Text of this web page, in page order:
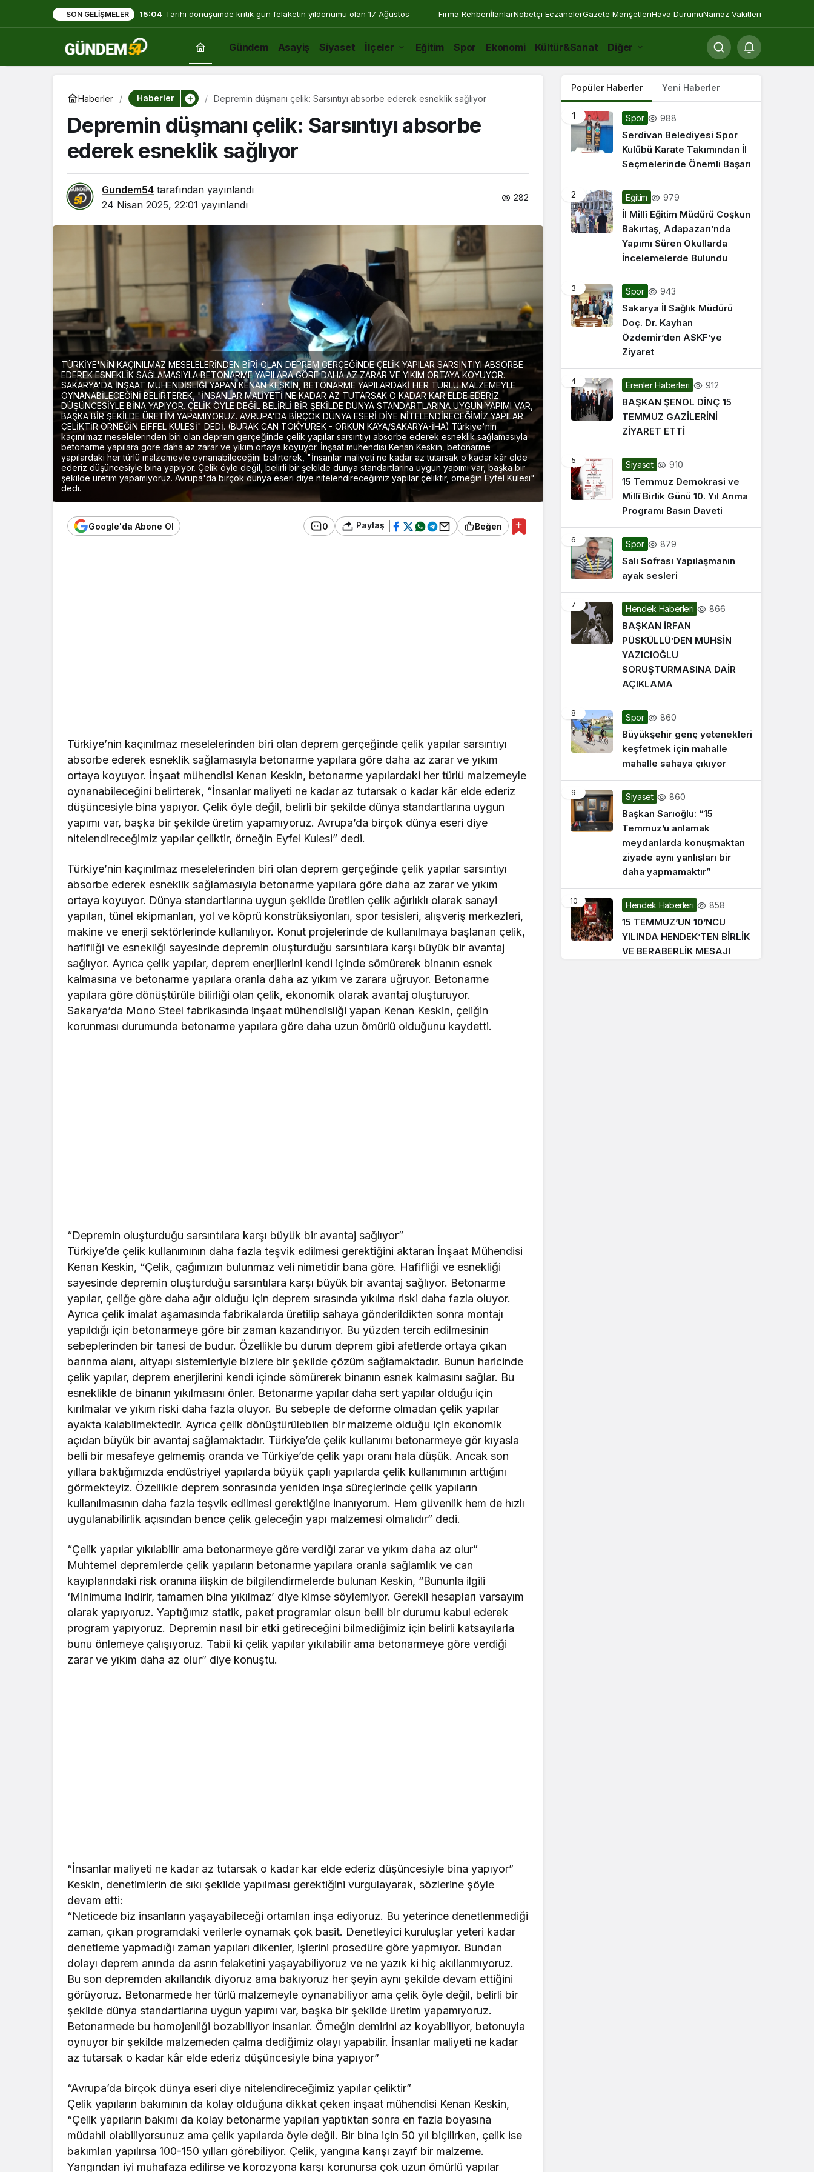
SON GELIŞMELER 15:04 Tarihi dönüşümde kritik gün felaketin yıldönümü olan 17 Ağustos Firma RehberiİlanlarNöbetçi EczanelerGazete ManşetleriHava DurumuNamaz Vakitleri
Gündem Asayiş Siyaset İlçeler Eğitim Spor Ekonomi Kültür&Sanat Diğer
Haberler Haberler Depremin düşmanı çelik: Sarsıntıyı absorbe ederek esneklik sağlıyor
Depremin düşmanı çelik: Sarsıntıyı absorbe
ederek esneklik sağlıyor
Gundem54 tarafından yayınlandı
24 Nisan 2025, 22:01 yayınlandı
282
TÜRKİYE'NİN KAÇINILMAZ MESELELERİNDEN BİRİ OLAN DEPREM GERÇEĞİNDE ÇELİK YAPILAR SARSINTIYI ABSORBE
EDEREK ESNEKLİK SAĞLAMASIYLA BETONARME YAPILARA GÖRE DAHA AZ ZARAR VE YIKIM ORTAYA KOYUYOR.
SAKARYA'DA İNŞAAT MÜHENDİSLİĞİ YAPAN KENAN KESKİN, BETONARME YAPILARDAKİ HER TÜRLÜ MALZEMEYLE
OYNANABİLECEĞİNİ BELİRTEREK, "İNSANLAR MALİYETİ NE KADAR AZ TUTARSAK O KADAR KAR ELDE EDERİZ
DÜŞÜNCESİYLE BİNA YAPIYOR. ÇELİK ÖYLE DEĞİL BELİRLİ BİR ŞEKİLDE DÜNYA STANDARTLARINA UYGUN YAPIMI VAR,
BAŞKA BİR ŞEKİLDE ÜRETİM YAPAMIYORUZ. AVRUPA'DA BİRÇOK DÜNYA ESERİ DİYE NİTELENDİRECEĞİMİZ YAPILAR
ÇELİKTİR ÖRNEĞİN EİFFEL KULESİ" DEDİ. (BURAK CAN TOKYÜREK - ORKUN KAYA/SAKARYA-İHA) Türkiye'nin
kaçınılmaz meselelerinden biri olan deprem gerçeğinde çelik yapılar sarsıntıyı absorbe ederek esneklik sağlamasıyla
betonarme yapılara göre daha az zarar ve yıkım ortaya koyuyor. İnşaat mühendisi Kenan Keskin, betonarme
yapılardaki her türlü malzemeyle oynanabileceğini belirterek, "İnsanlar maliyeti ne kadar az tutarsak o kadar kâr elde
ederiz düşüncesiyle bina yapıyor. Çelik öyle değil, belirli bir şekilde dünya standartlarına uygun yapımı var, başka bir
şekilde üretim yapamıyoruz. Avrupa'da birçok dünya eseri diye nitelendireceğimiz yapılar çeliktir, örneğin Eyfel Kulesi"
dedi.
Google'da Abone Ol 0 Paylaş Beğen
Türkiye’nin kaçınılmaz meselelerinden biri olan deprem gerçeğinde çelik yapılar sarsıntıyı
absorbe ederek esneklik sağlamasıyla betonarme yapılara göre daha az zarar ve yıkım
ortaya koyuyor. İnşaat mühendisi Kenan Keskin, betonarme yapılardaki her türlü malzemeyle
oynanabileceğini belirterek, “İnsanlar maliyeti ne kadar az tutarsak o kadar kâr elde ederiz
düşüncesiyle bina yapıyor. Çelik öyle değil, belirli bir şekilde dünya standartlarına uygun
yapımı var, başka bir şekilde üretim yapamıyoruz. Avrupa’da birçok dünya eseri diye
nitelendireceğimiz yapılar çeliktir, örneğin Eyfel Kulesi” dedi.
Türkiye’nin kaçınılmaz meselelerinden biri olan deprem gerçeğinde çelik yapılar sarsıntıyı
absorbe ederek esneklik sağlamasıyla betonarme yapılara göre daha az zarar ve yıkım
ortaya koyuyor. Dünya standartlarına uygun şekilde üretilen çelik ağırlıklı olarak sanayi
yapıları, tünel ekipmanları, yol ve köprü konstrüksiyonları, spor tesisleri, alışveriş merkezleri,
makine ve enerji sektörlerinde kullanılıyor. Konut projelerinde de kullanılmaya başlanan çelik,
hafifliği ve esnekliği sayesinde depremin oluşturduğu sarsıntılara karşı büyük bir avantaj
sağlıyor. Ayrıca çelik yapılar, deprem enerjilerini kendi içinde sömürerek binanın esnek
kalmasına ve betonarme yapılara oranla daha az yıkım ve zarara uğruyor. Betonarme
yapılara göre dönüştürüle bilirliği olan çelik, ekonomik olarak avantaj oluşturuyor.
Sakarya’da Mono Steel fabrikasında inşaat mühendisliği yapan Kenan Keskin, çeliğin
korunması durumunda betonarme yapılara göre daha uzun ömürlü olduğunu kaydetti.
“Depremin oluşturduğu sarsıntılara karşı büyük bir avantaj sağlıyor”
Türkiye’de çelik kullanımının daha fazla teşvik edilmesi gerektiğini aktaran İnşaat Mühendisi
Kenan Keskin, “Çelik, çağımızın bulunmaz veli nimetidir bana göre. Hafifliği ve esnekliği
sayesinde depremin oluşturduğu sarsıntılara karşı büyük bir avantaj sağlıyor. Betonarme
yapılar, çeliğe göre daha ağır olduğu için deprem sırasında yıkılma riski daha fazla oluyor.
Ayrıca çelik imalat aşamasında fabrikalarda üretilip sahaya gönderildikten sonra montajı
yapıldığı için betonarmeye göre bir zaman kazandırıyor. Bu yüzden tercih edilmesinin
sebeplerinden bir tanesi de budur. Özellikle bu durum deprem gibi afetlerde ortaya çıkan
barınma alanı, altyapı sistemleriyle bizlere bir şekilde çözüm sağlamaktadır. Bunun haricinde
çelik yapılar, deprem enerjilerini kendi içinde sömürerek binanın esnek kalmasını sağlar. Bu
esneklikle de binanın yıkılmasını önler. Betonarme yapılar daha sert yapılar olduğu için
kırılmalar ve yıkım riski daha fazla oluyor. Bu sebeple de deforme olmadan çelik yapılar
ayakta kalabilmektedir. Ayrıca çelik dönüştürülebilen bir malzeme olduğu için ekonomik
açıdan büyük bir avantaj sağlamaktadır. Türkiye’de çelik kullanımı betonarmeye gör kıyasla
belli bir mesafeye gelmemiş oranda ve Türkiye’de çelik yapı oranı hala düşük. Ancak son
yıllara baktığımızda endüstriyel yapılarda büyük çaplı yapılarda çelik kullanımının arttığını
görmekteyiz. Özellikle deprem sonrasında yeniden inşa süreçlerinde çelik yapıların
kullanılmasının daha fazla teşvik edilmesi gerektiğine inanıyorum. Hem güvenlik hem de hızlı
uygulanabilirlik açısından bence çelik geleceğin yapı malzemesi olmalıdır” dedi.
“Çelik yapılar yıkılabilir ama betonarmeye göre verdiği zarar ve yıkım daha az olur”
Muhtemel depremlerde çelik yapıların betonarme yapılara oranla sağlamlık ve can
kayıplarındaki risk oranına ilişkin de bilgilendirmelerde bulunan Keskin, “Bununla ilgili
‘Minimuma indirir, tamamen bina yıkılmaz’ diye kimse söylemiyor. Gerekli hesapları varsayım
olarak yapıyoruz. Yaptığımız statik, paket programlar olsun belli bir durumu kabul ederek
program yapıyoruz. Depremin nasıl bir etki getireceğini bilmediğimiz için belirli katsayılarla
bunu önlemeye çalışıyoruz. Tabii ki çelik yapılar yıkılabilir ama betonarmeye göre verdiği
zarar ve yıkım daha az olur” diye konuştu.
“İnsanlar maliyeti ne kadar az tutarsak o kadar kar elde ederiz düşüncesiyle bina yapıyor”
Keskin, denetimlerin de sıkı şekilde yapılması gerektiğini vurgulayarak, sözlerine şöyle
devam etti:
“Neticede biz insanların yaşayabileceği ortamları inşa ediyoruz. Bu yeterince denetlenmediği
zaman, çıkan programdaki verilerle oynamak çok basit. Denetleyici kuruluşlar yeteri kadar
denetleme yapmadığı zaman yapıları dikenler, işlerini prosedüre göre yapmıyor. Bundan
dolayı deprem anında da asrın felaketini yaşayabiliyoruz ve ne yazık ki hiç akıllanmıyoruz.
Bu son depremden akıllandık diyoruz ama bakıyoruz her şeyin aynı şekilde devam ettiğini
görüyoruz. Betonarmede her türlü malzemeyle oynanabiliyor ama çelik öyle değil, belirli bir
şekilde dünya standartlarına uygun yapımı var, başka bir şekilde üretim yapamıyoruz.
Betonarmede bu homojenliği bozabiliyor insanlar. Örneğin demirini az koyabiliyor, betonuyla
oynuyor bir şekilde malzemeden çalma dediğimiz olayı yapabilir. İnsanlar maliyeti ne kadar
az tutarsak o kadar kâr elde ederiz düşüncesiyle bina yapıyor”
“Avrupa’da birçok dünya eseri diye nitelendireceğimiz yapılar çeliktir”
Çelik yapıların bakımının da kolay olduğuna dikkat çeken inşaat mühendisi Kenan Keskin,
“Çelik yapıların bakımı da kolay betonarme yapıları yaptıktan sonra en fazla boyasına
müdahil olabiliyorsunuz ama çelik yapılarda öyle değil. Bir bina için 50 yıl biçilirken, çelik ise
bakımları yapılırsa 100-150 yılları görebiliyor. Çelik, yangına karışı zayıf bir malzeme.
Yangından iyi muhafaza edilirse ve korozyona karşı korunursa çok uzun ömürlü yapılar
Popüler Haberler Yeni Haberler
1 Spor 988
Serdivan Belediyesi Spor
Kulübü Karate Takımından İl
Seçmelerinde Önemli Başarı
2 Eğitim 979
İl Millî Eğitim Müdürü Coşkun
Bakırtaş, Adapazarı’nda
Yapımı Süren Okullarda
İncelemelerde Bulundu
3 Spor 943
Sakarya İl Sağlık Müdürü
Doç. Dr. Kayhan
Özdemir’den ASKF’ye
Ziyaret
4 Erenler Haberleri 912
BAŞKAN ŞENOL DİNÇ 15
TEMMUZ GAZİLERİNİ
ZİYARET ETTİ
5 Siyaset 910
15 Temmuz Demokrasi ve
Millî Birlik Günü 10. Yıl Anma
Programı Basın Daveti
6 Spor 879
Salı Sofrası Yapılaşmanın
ayak sesleri
7 Hendek Haberleri 866
BAŞKAN İRFAN
PÜSKÜLLÜ’DEN MUHSİN
YAZICIOĞLU
SORUŞTURMASINA DAİR
AÇIKLAMA
8 Spor 860
Büyükşehir genç yetenekleri
keşfetmek için mahalle
mahalle sahaya çıkıyor
9 Siyaset 860
Başkan Sarıoğlu: “15
Temmuz’u anlamak
meydanlarda konuşmaktan
ziyade aynı yanlışları bir
daha yapmamaktır”
10 Hendek Haberleri 858
15 TEMMUZ’UN 10’NCU
YILINDA HENDEK’TEN BİRLİK
VE BERABERLİK MESAJI